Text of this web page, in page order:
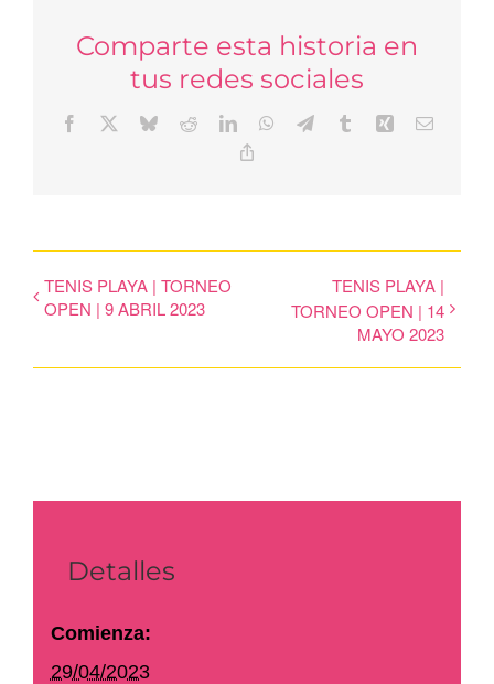
Comparte esta historia en
tus redes sociales
Facebook BlueskyRedditLinkedInWhatsApp
TelegramTumblrXing Correo
TENIS PLAYA | TORNEO
OPEN | 9 ABRIL 2023
TENIS PLAYA |
TORNEO OPEN | 14
MAYO 2023
Detalles
Comienza:
29/04/2023